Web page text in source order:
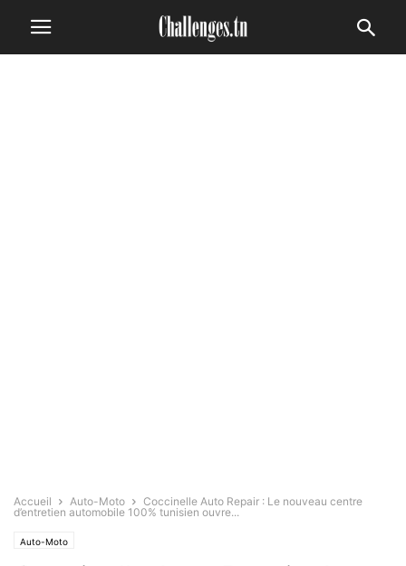
Accueil Auto-Moto
Coccinelle Auto Repair : Le nouveau centre
d’entretien automobile 100% tunisien ouvre...
Auto-Moto